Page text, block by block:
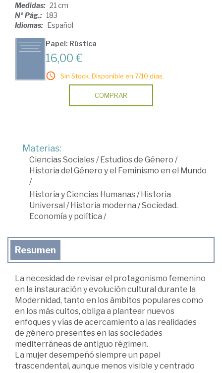
Medidas: 21 cm
Nº Pág.: 183
Idiomas: Español
Papel: Rústica
16,00 €
Sin Stock. Disponible en 7/10 días.
COMPRAR
Materias:
Ciencias Sociales/Estudios de Género /
Historia del Género y el Feminismo en el Mundo
/
Historia y Ciencias Humanas/Historia
Universal /Historia moderna /Sociedad.
Economía y política /
Resumen
La necesidad de revisar el protagonismo femenino
en la instauración y evolución cultural durante la
Modernidad, tanto en los ámbitos populares como
en los más cultos, obliga a plantear nuevos
enfoques y vías de acercamiento a las realidades
de género presentes en las sociedades
mediterráneas de antiguo régimen.
La mujer desempeñó siempre un papel
trascendental, aunque menos visible y centrado